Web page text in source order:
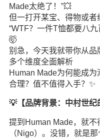
Made太绝了！”💥
但一打开某宝、得物或者
“WTF？一件T恤都要八
🤯
别急，今天我就带你从品
多个维度全面解析
Human Made为何能成
合理？值不值得入手？✨
💡【品牌背景：中村世纪
提到Human Made，就
（Nigo）。没错，就是